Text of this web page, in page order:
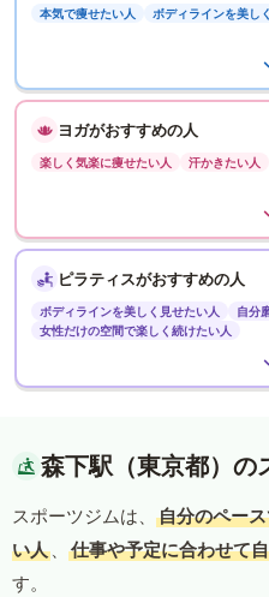
本気で痩せたい人 ボディラインを美し
ヨガがおすすめの人
楽しく気楽に痩せたい人 汗かきたい人
ピラティスがおすすめの人
ボディラインを美しく見せたい人
自分
女性だけの空間で楽しく続けたい人
森下駅（東京都）の
スポーツジムは、
自分のペー
い人 、 仕事や予定に合わせて
す。